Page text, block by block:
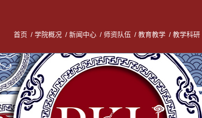
首页 / 学院概况 / 新闻中心 / 师资队伍 / 教育教学 / 教学科研